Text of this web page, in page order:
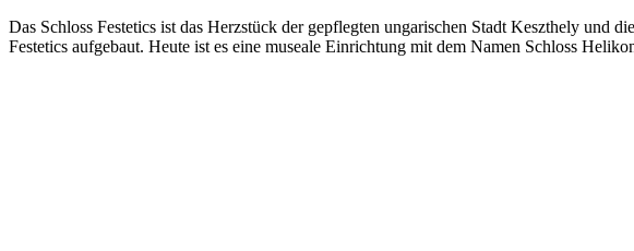
Das Schloss Festetics ist das Herzstück der gepflegten ungarischen Stadt Keszthely und
Festetics aufgebaut. Heute ist es eine museale Einrichtung mit dem Namen Schloss